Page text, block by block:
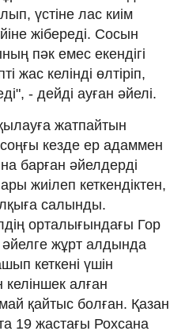
үстіне лас киім
жібереді. Сосын
пәк емес екендігі
жас келінді өлтіріп,
- дейді ауған әйелі.
жатпайтын
кезде ер адаммен
барған әйелдерді
жиілеп кеткендіктен,
салынды.
орталығындағы Гор
жұрт алдында
кеткені үшін
алған
қайтыс болған. Қазан
19 жастағы Рохсана